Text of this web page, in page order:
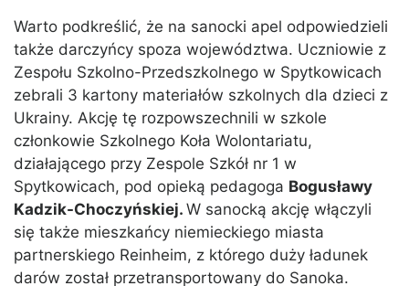
Warto podkreślić, że na sanocki apel odpowiedzieli
także darczyńcy spoza województwa. Uczniowie z
Zespołu Szkolno-Przedszkolnego w Spytkowicach
zebrali 3 kartony materiałów szkolnych dla dzieci z
Ukrainy. Akcję tę rozpowszechnili w szkole
członkowie Szkolnego Koła Wolontariatu,
działającego przy Zespole Szkół nr 1 w
Spytkowicach, pod opieką pedagoga Bogusławy
Kadzik-Choczyńskiej. W sanocką akcję włączyli
się także mieszkańcy niemieckiego miasta
partnerskiego Reinheim, z którego duży ładunek
darów został przetransportowany do Sanoka.